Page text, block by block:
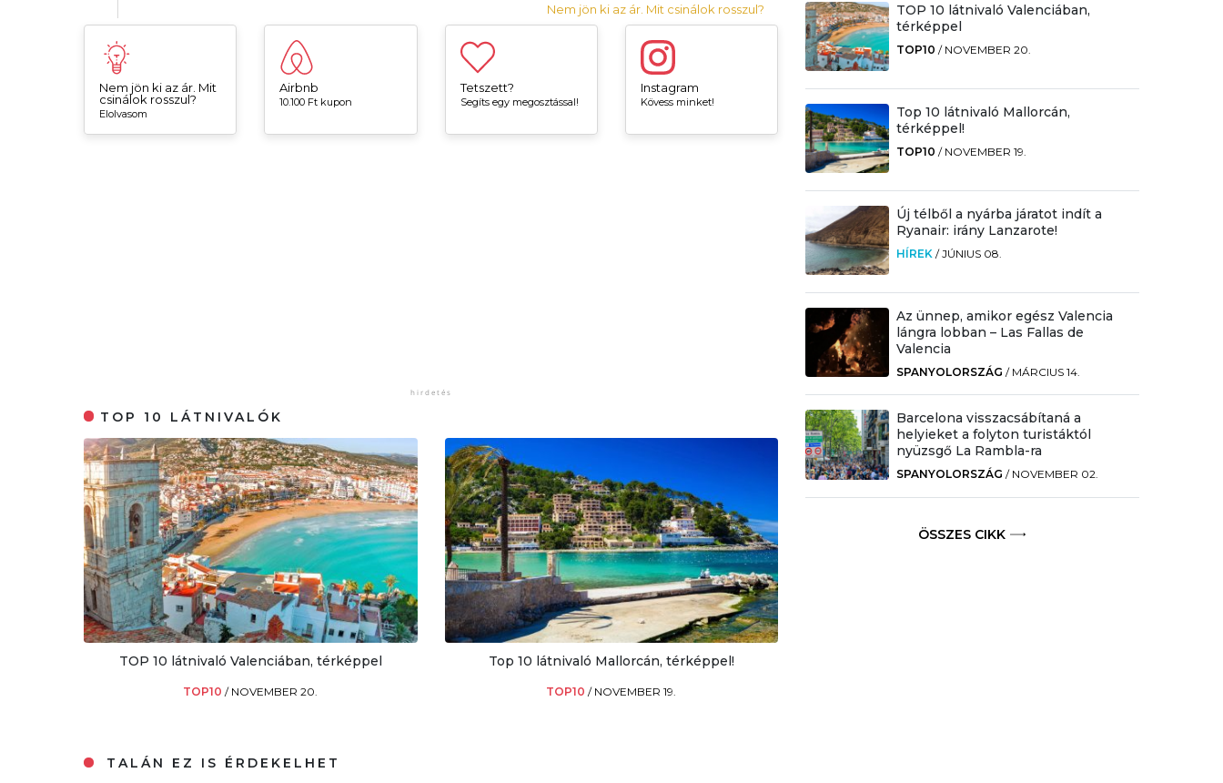
Nem jön ki az ár. Mit csinálok rosszul?
Nem jön ki az ár. Mit
csinálok rosszul?
Elolvasom
Airbnb
10.100 Ft kupon
Tetszett?
Segíts egy megosztással!
Instagram
Kövess minket!
TOP 10 LÁTNIVALÓK
TOP 10 látnivaló Valenciában, térképpel
TOP10/ NOVEMBER 20.
Top 10 látnivaló Mallorcán, térképpel!
TOP10/ NOVEMBER 19.
TALÁN EZ IS ÉRDEKELHET
TOP 10 látnivaló Valenciában,
térképpel
TOP10 / NOVEMBER 20.
Top 10 látnivaló Mallorcán,
térképpel!
TOP10 / NOVEMBER 19.
Új télből a nyárba járatot indít a
Ryanair: irány Lanzarote!
HÍREK /JÚNIUS 08.
Az ünnep, amikor egész Valencia
lángra lobban – Las Fallas de
Valencia
SPANYOLORSZÁG / MÁRCIUS 14.
Barcelona visszacsábítaná a
helyieket a folyton turistáktól
nyüzsgő La Rambla-ra
SPANYOLORSZÁG / NOVEMBER 02.
ÖSSZES CIKK